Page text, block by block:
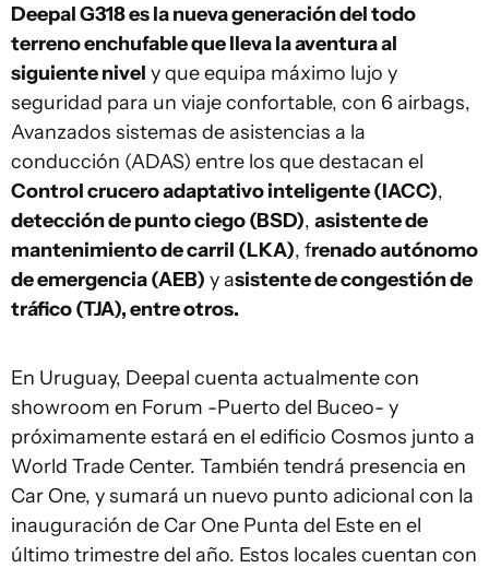
Deepal G318 es la nueva generación del todo
terreno enchufable que lleva la aventura al
siguiente nivel y que equipa máximo lujo y
seguridad para un viaje confortable, con 6 airbags,
Avanzados sistemas de asistencias a la
conducción (ADAS) entre los que destacan el
Control crucero adaptativo inteligente (IACC),
detección de punto ciego (BSD), asistente de
mantenimiento de carril (LKA), frenado autónomo
de emergencia (AEB) y asistente de congestión de
tráfico (TJA), entre otros.
En Uruguay, Deepal cuenta actualmente con
showroom en Forum -Puerto del Buceo- y
próximamente estará en el edificio Cosmos junto a
World Trade Center. También tendrá presencia en
Car One, y sumará un nuevo punto adicional con la
inauguración de Car One Punta del Este en el
último trimestre del año. Estos locales cuentan con